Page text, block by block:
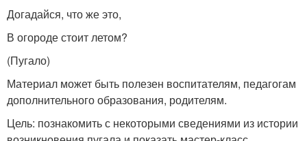
Догадайся, что же это,
В огороде стоит летом?
(Пугало)
Материал может быть полезен воспитателям, педагогам
дополнительного образования, родителям.
Цель: познакомить с некоторыми сведениями из истории